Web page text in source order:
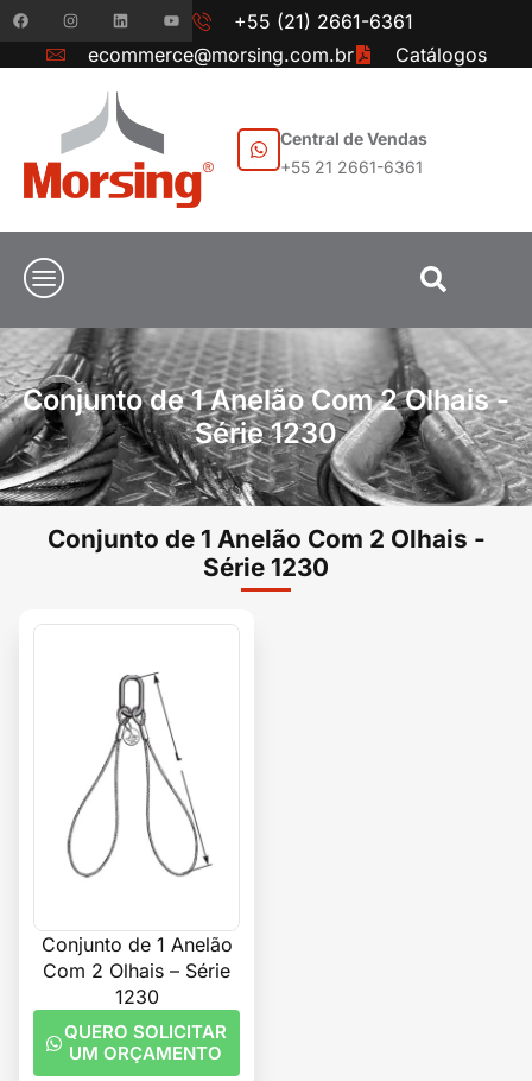
+55 (21) 2661-6361
ecommerce@morsing.com.br
Catálogos
Central de Vendas
+55 21 2661-6361
Conjunto de 1 Anelão Com 2 Olhais -
Série 1230
Conjunto de 1 Anelão Com 2 Olhais -
Série 1230
Conjunto de 1 Anelão
Com 2 Olhais – Série
1230
QUERO SOLICITAR
UM ORÇAMENTO